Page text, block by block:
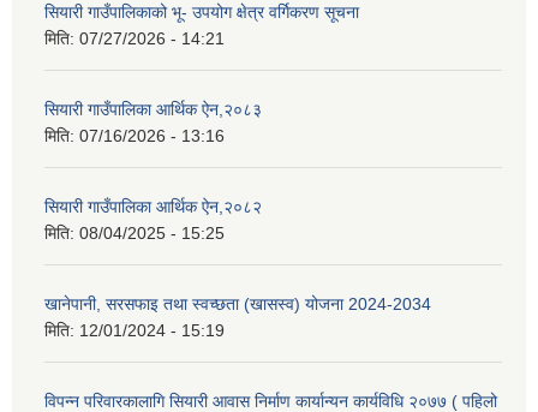
सियारी गाउँपालिकाको भू- उपयोग क्षेत्र वर्गिकरण सूचना
मिति: 07/27/2026 - 14:21
सियारी गाउँपालिका आर्थिक ऐन,२०८३
मिति: 07/16/2026 - 13:16
सियारी गाउँपालिका आर्थिक ऐन,२०८२
मिति: 08/04/2025 - 15:25
खानेपानी, सरसफाइ तथा स्वच्छता (खासस्व) योजना 2024-2034
मिति: 12/01/2024 - 15:19
विपन्न परिवारकालागि सियारी आवास निर्माण कार्यान्यन कार्यविधि २०७७ ( पहिलो